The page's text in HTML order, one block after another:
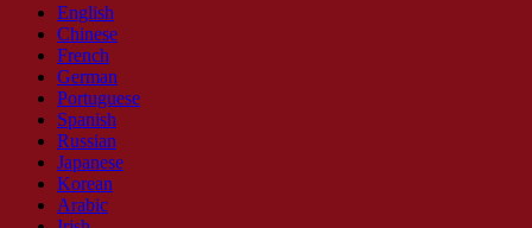
English
Chinese
French
German
Portuguese
Spanish
Russian
Japanese
Korean
Arabic